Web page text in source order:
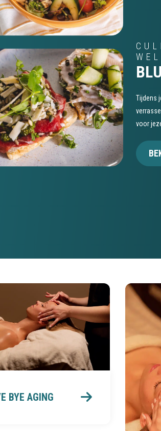
Tijdens
voor
BYE AGING